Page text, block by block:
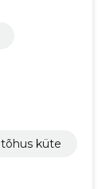
küte